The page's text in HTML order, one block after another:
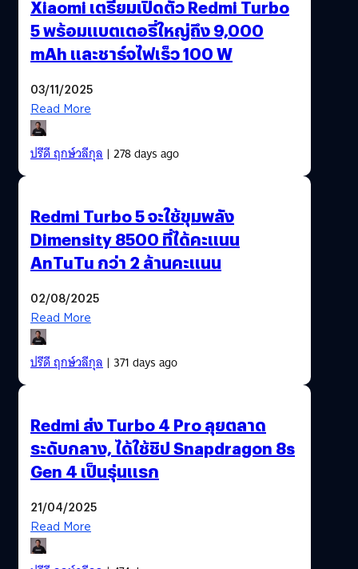
Xiaomi เตรียมเปิดตัว Redmi Turbo
5 พร้อมแบตเตอรี่ใหญ่ถึง 9,000
mAh และชาร์จไฟเร็ว 100 W
03/11/2025
Read More
ปรีดี ฤกษ์วลีกุล| 278 days ago
Redmi Turbo 5 จะใช้ขุมพลัง
Dimensity 8500 ที่ได้คะแนน
AnTuTu กว่า 2 ล้านคะแนน
02/08/2025
Read More
ปรีดี ฤกษ์วลีกุล| 371 days ago
Redmi ส่ง Turbo 4 Pro ลุยตลาด
ระดับกลาง, ได้ใช้ชิป Snapdragon 8s
Gen 4 เป็นรุ่นแรก
21/04/2025
Read More